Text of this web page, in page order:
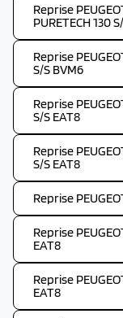
Reprise
PURETECH 130
Reprise
S/S BVM6
Reprise
S/S EAT8
Reprise
S/S EAT8
Reprise
Reprise
EAT8
Reprise
EAT8